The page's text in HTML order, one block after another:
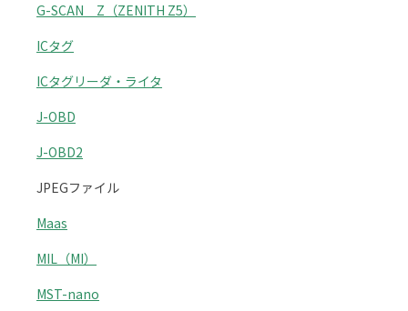
G-SCAN Z（ZENITH Z5）
ICタグ
ICタグリーダ・ライタ
J-OBD
J-OBD2
JPEGファイル
Maas
MIL（MI）
MST-nano